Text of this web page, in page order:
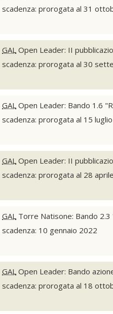
scadenza: prorogata al 31
GAL Open Leader: II
scadenza: prorogata al 30
GAL Open Leader: Bando 1.6
scadenza: prorogata al 15
GAL Open Leader: II
scadenza: prorogata al 28
GAL Torre Natisone: Bando
scadenza: 10 gennaio 2022
GAL Open Leader: Bando
scadenza: prorogata al 18